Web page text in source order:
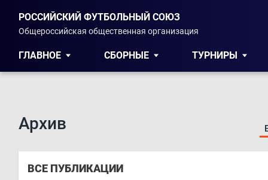
РОССИЙСКИЙ ФУТБОЛЬНЫЙ СОЮЗ
Общероссийская общественная организация
ГЛАВНОЕ СБОРНЫЕ ТУРНИРЫ
Архив
ВСЕ ПУБЛИКАЦИИ